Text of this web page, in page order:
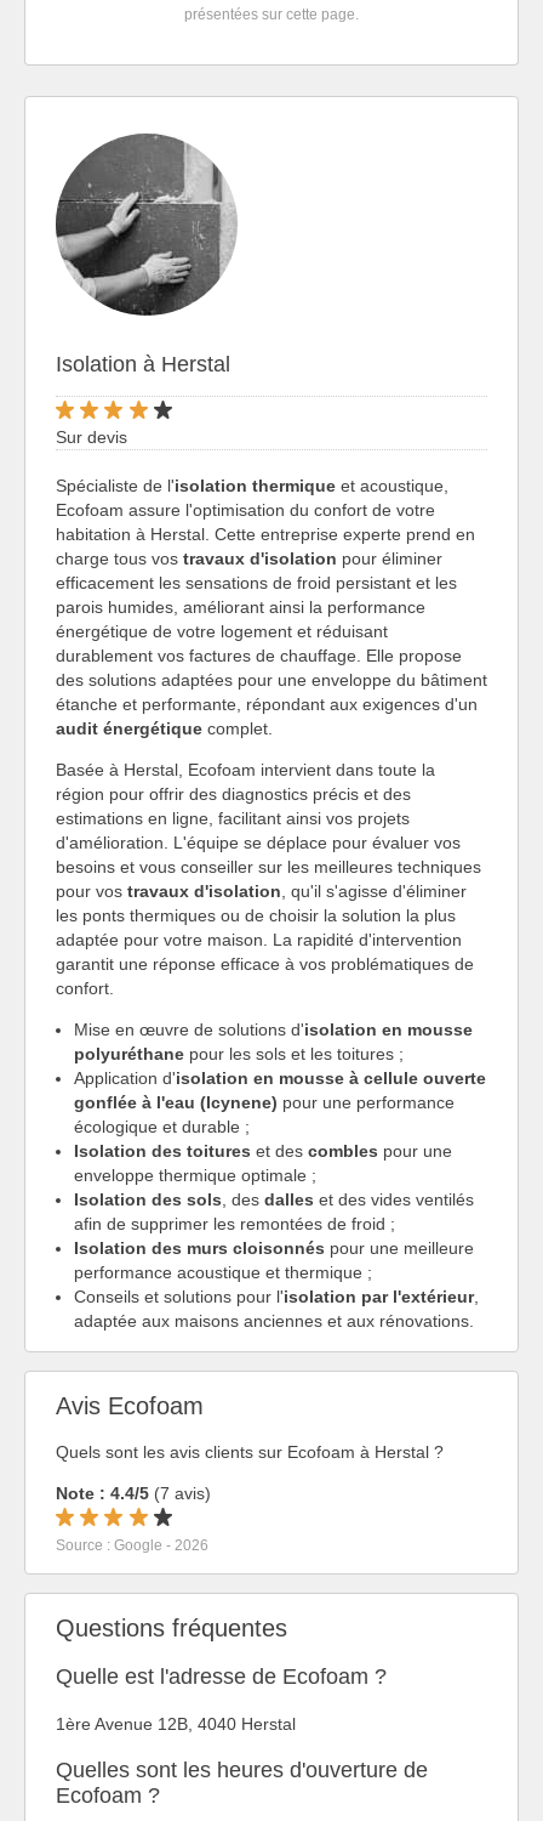
présentées sur cette page.
Isolation à Herstal
Sur devis
Spécialiste de l'isolation thermique et acoustique,
Ecofoam assure l'optimisation du confort de votre
habitation à Herstal. Cette entreprise experte prend en
charge tous vos travaux d'isolation pour éliminer
efficacement les sensations de froid persistant et les
parois humides, améliorant ainsi la performance
énergétique de votre logement et réduisant
durablement vos factures de chauffage. Elle propose
des solutions adaptées pour une enveloppe du bâtiment
étanche et performante, répondant aux exigences d'un
audit énergétique complet.
Basée à Herstal, Ecofoam intervient dans toute la
région pour offrir des diagnostics précis et des
estimations en ligne, facilitant ainsi vos projets
d'amélioration. L'équipe se déplace pour évaluer vos
besoins et vous conseiller sur les meilleures techniques
pour vos travaux d'isolation , qu'il s'agisse d'éliminer
les ponts thermiques ou de choisir la solution la plus
adaptée pour votre maison. La rapidité d'intervention
garantit une réponse efficace à vos problématiques de
confort.
Mise en œuvre de solutions d'isolation en mousse
polyuréthane pour les sols et les toitures ;
Application d'isolation en mousse à cellule ouverte
gonflée à l'eau (Icynene) pour une performance
écologique et durable ;
Isolation des toitures et des combles pour une
enveloppe thermique optimale ;
Isolation des sols , des dalles et des vides ventilés
afin de supprimer les remontées de froid ;
Isolation des murs cloisonnés pour une meilleure
performance acoustique et thermique ;
Conseils et solutions pour l'isolation par l'extérieur,
adaptée aux maisons anciennes et aux rénovations.
Avis Ecofoam
Quels sont les avis clients sur Ecofoam à Herstal ?
Note : 4.4/5 (7 avis)
Source : Google - 2026
Questions fréquentes
Quelle est l'adresse de Ecofoam ?
1ère Avenue 12B, 4040 Herstal
Quelles sont les heures d'ouverture de
Ecofoam ?